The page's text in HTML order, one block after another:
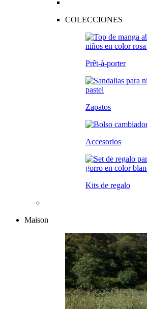
COLECCIONES
Prêt-à-porter
Zapatos
Accesorios
Kits de regalo
Maison